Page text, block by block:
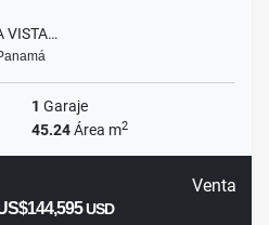
VISTA…
1 Garaje
45.24Área m2
Venta
USD